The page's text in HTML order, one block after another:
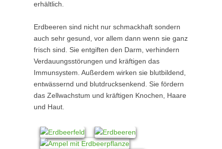
erhältlich.
Erdbeeren sind nicht nur schmackhaft sondern
auch sehr gesund, vor allem dann wenn sie ganz
frisch sind. Sie entgiften den Darm, verhindern
Verdauungsstörungen und kräftigen das
Immunsystem. Außerdem wirken sie blutbildend,
entwässernd und blutdrucksenkend. Sie fördern
das Zellwachstum und kräftigen Knochen, Haare
und Haut.